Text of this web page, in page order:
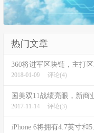
热门文章
360将进军区块链，主打
2018-01-09 评论(4)
国美双11战绩亮眼，新商
2017-11-14 评论(3)
iPhone 6将拥有4.7英寸和